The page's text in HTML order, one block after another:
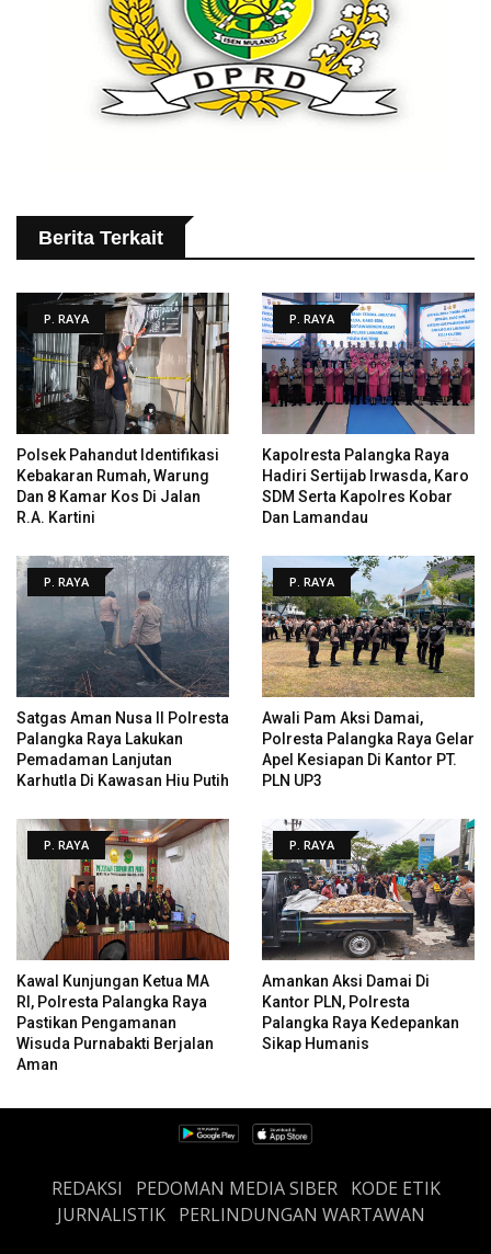
Berita Terkait
P. RAYA
Polsek Pahandut Identifikasi
Kebakaran Rumah, Warung
Dan 8 Kamar Kos Di Jalan
R.A. Kartini
P. RAYA
Kapolresta Palangka Raya
Hadiri Sertijab Irwasda, Karo
SDM Serta Kapolres Kobar
Dan Lamandau
P. RAYA
Satgas Aman Nusa II Polresta
Palangka Raya Lakukan
Pemadaman Lanjutan
Karhutla Di Kawasan Hiu Putih
P. RAYA
Awali Pam Aksi Damai,
Polresta Palangka Raya Gelar
Apel Kesiapan Di Kantor PT.
PLN UP3
P. RAYA
Kawal Kunjungan Ketua MA
RI, Polresta Palangka Raya
Pastikan Pengamanan
Wisuda Purnabakti Berjalan
Aman
P. RAYA
Amankan Aksi Damai Di
Kantor PLN, Polresta
Palangka Raya Kedepankan
Sikap Humanis
REDAKSI PEDOMAN MEDIA SIBER
KODE ETIK
JURNALISTIK PERLINDUNGAN WARTAWAN